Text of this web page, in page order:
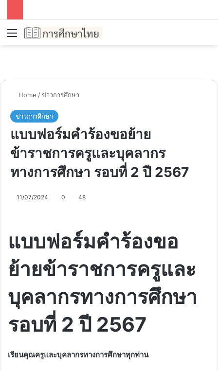
Menu
Home /ข่าวการศึกษา
ข่าวการศึกษา
แบบฟอร์มคำร้องขอย้าย
ข้าราชการครูและบุคลากร
ทางการศึกษา รอบที่ 2 ปี 2567
11/07/2024 0 48
แบบฟอร์มคำร้องขอ
ย้ายข้าราชการครูและ
บุคลากรทางการศึกษา
รอบที่ 2 ปี 2567
เรียนคุณครูและบุคลากรทางการศึกษาทุกท่าน